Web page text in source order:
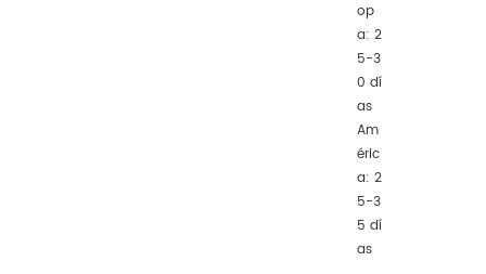
op
a: 2
5-3
0 dí
as
Am
éric
a: 2
5-3
5 dí
as